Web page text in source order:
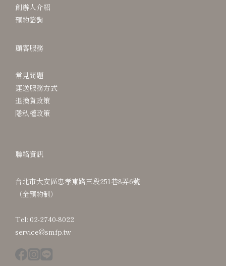
創辦人介紹
預約諮詢
顧客服務
常見問題
運送服務方式
退換貨政策
隱私權政策
聯絡資訊
台北市大安區忠孝東路三段251巷8弄6號
（全預約制）
Tel: 02-2740-8022
service@smfp.tw